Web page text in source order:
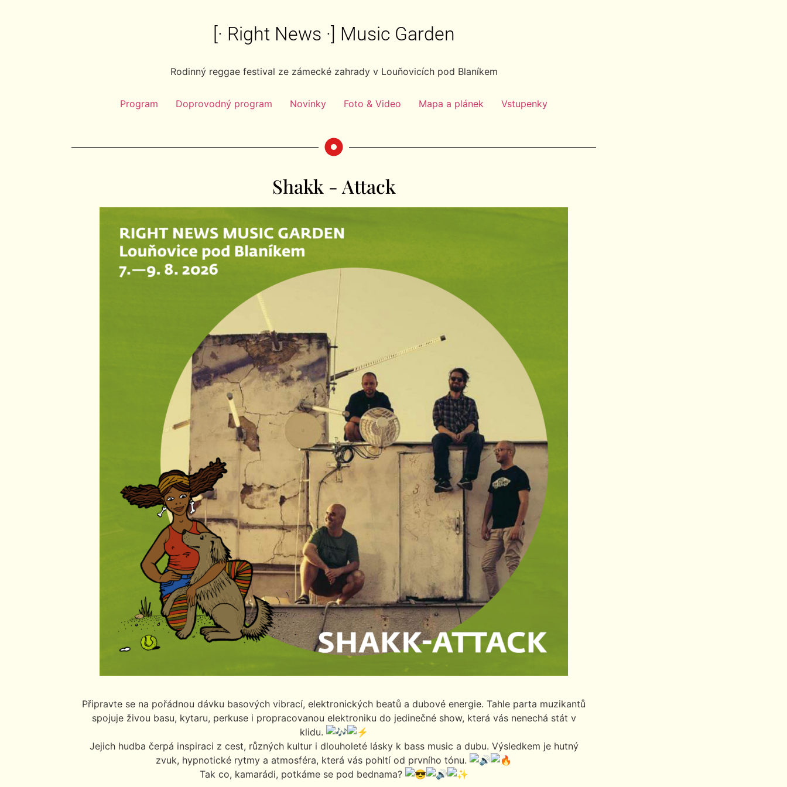
[· Right News ·] Music Garden
Rodinný reggae festival ze zámecké zahrady v Louňovicích pod Blaníkem
Program Doprovodný program Novinky Foto & Video Mapa a plánek Vstupenky
Shakk - Attack
Připravte se na pořádnou dávku basových vibrací, elektronických beatů a dubové energie. Tahle parta muzikantů
spojuje živou basu, kytaru, perkuse i propracovanou elektroniku do jedinečné show, která vás nenechá stát v
klidu.
Jejich hudba čerpá inspiraci z cest, různých kultur i dlouholeté lásky k bass music a dubu. Výsledkem je hutný
zvuk, hypnotické rytmy a atmosféra, která vás pohltí od prvního tónu.
Tak co, kamarádi, potkáme se pod bednama?